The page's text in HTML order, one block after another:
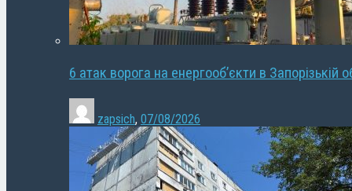
6 атак ворога на енергооб’єкти в Запорізькій
zapsich, 07/08/2026